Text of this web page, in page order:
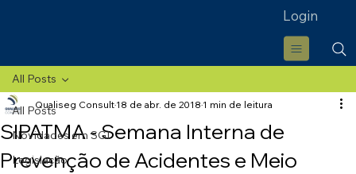
Login
All Posts
Novidades em SGI
Legislação
All Posts
SIPATMA - Semana Interna de
Prevenção de Acidentes e Meio
Qualiseg Consult 18 de abr. de 2018 1 min de leitura